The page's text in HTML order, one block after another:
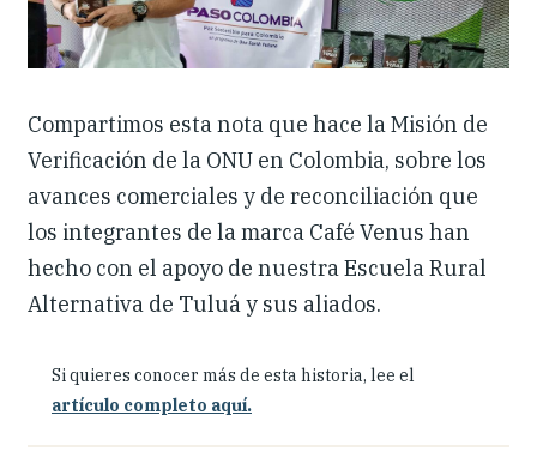
Noticias y eventos
Compartimos esta nota que hace la Misión de
Verificación de la ONU en Colombia, sobre los
avances comerciales y de reconciliación que
los integrantes de la marca Café Venus han
hecho con el apoyo de nuestra Escuela Rural
Alternativa de Tuluá y sus aliados.
Si quieres conocer más de esta historia, lee el
artículo completo aquí.